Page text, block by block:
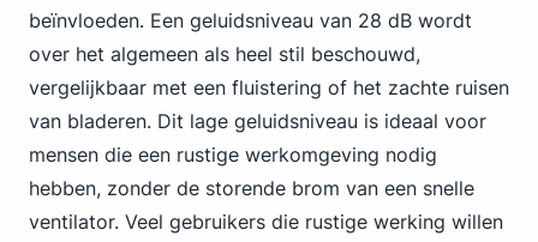
beïnvloeden. Een geluidsniveau van 28 dB wordt
over het algemeen als heel stil beschouwd,
vergelijkbaar met een fluistering of het zachte ruisen
van bladeren. Dit lage geluidsniveau is ideaal voor
mensen die een rustige werkomgeving nodig
hebben, zonder de storende brom van een snelle
ventilator. Veel gebruikers die rustige werking willen